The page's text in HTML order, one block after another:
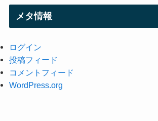
メタ情報
ログイン
投稿フィード
コメントフィード
WordPress.org